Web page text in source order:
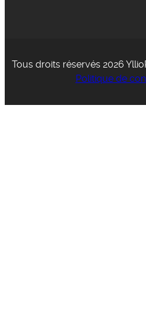
Tous droits réservés 2026
Politique de